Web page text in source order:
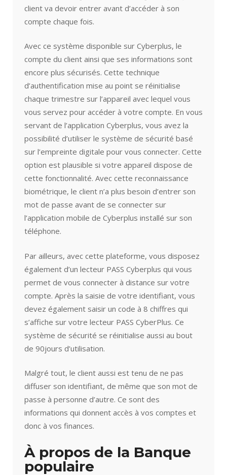
client va devoir entrer avant d’accéder à son
compte chaque fois.
Avec ce système disponible sur Cyberplus, le
compte du client ainsi que ses informations sont
encore plus sécurisés. Cette technique
d’authentification mise au point se réinitialise
chaque trimestre sur l’appareil avec lequel vous
vous servez pour accéder à votre compte. En vous
servant de l’application Cyberplus, vous avez la
possibilité d’utiliser le système de sécurité basé
sur l’empreinte digitale pour vous connecter. Cette
option est plausible si votre appareil dispose de
cette fonctionnalité. Avec cette reconnaissance
biométrique, le client n’a plus besoin d’entrer son
mot de passe avant de se connecter sur
l’application mobile de Cyberplus installé sur son
téléphone.
Par ailleurs, avec cette plateforme, vous disposez
également d’un lecteur PASS Cyberplus qui vous
permet de vous connecter à distance sur votre
compte. Après la saisie de votre identifiant, vous
devez également saisir un code à 8 chiffres qui
s’affiche sur votre lecteur PASS CyberPlus. Ce
système de sécurité se réinitialise aussi au bout
de 90jours d’utilisation.
Malgré tout, le client aussi est tenu de ne pas
diffuser son identifiant, de même que son mot de
passe à personne d’autre. Ce sont des
informations qui donnent accès à vos comptes et
donc à vos finances.
À propos de la Banque
populaire